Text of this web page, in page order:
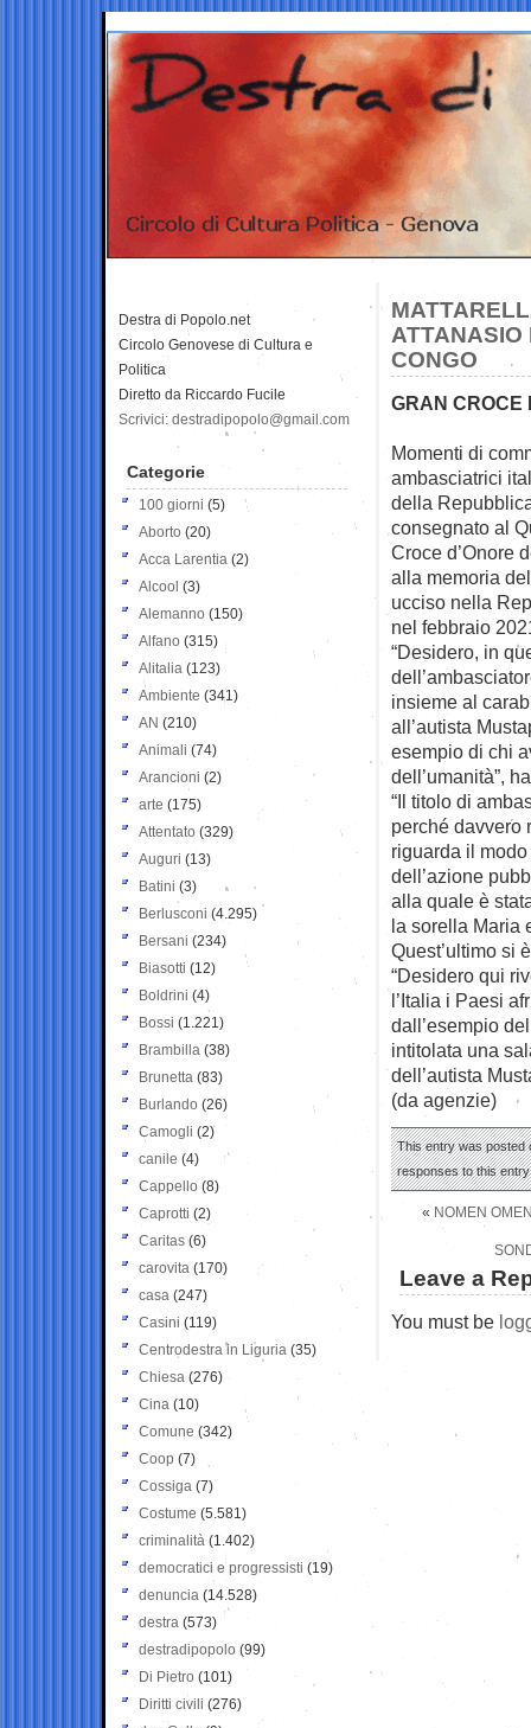
ATTANASIO
CONGO
GRAN CROCE
Momenti di
ambasciatrici
della
consegnato al
Croce d’Onore
alla memoria
ucciso nella
nel febbraio
“Desidero, in
insieme al
all’autista
esempio di chi
dell’umanità”,
“Il titolo di
perché davvero
riguarda il
dell’azione
alla quale è
la sorella Maria
Quest’ultimo si
“Desidero qui
l’Italia i Paesi
dall’esempio
intitolata una
dell’autista
(da agenzie)
This entry was posted
responses to this
« NOMEN
Leave a
You must be
Destra di Popolo.net
Circolo Genovese di Cultura e
Politica
Diretto da Riccardo Fucile
Scrivici: destradipopolo@gmail.com
Categorie
100 giorni (5)
Aborto (20)
Acca Larentia (2)
Alcool (3)
Alemanno (150)
Alfano (315)
Alitalia (123)
Ambiente (341)
AN (210)
Animali (74)
Arancioni (2)
arte (175)
Attentato (329)
Auguri (13)
Batini (3)
Berlusconi (4.295)
Bersani (234)
Biasotti (12)
Boldrini (4)
Bossi (1.221)
Brambilla (38)
Brunetta (83)
Burlando (26)
Camogli (2)
canile (4)
Cappello (8)
Caprotti (2)
Caritas (6)
carovita (170)
casa (247)
Casini (119)
Centrodestra in Liguria (35)
Chiesa (276)
Cina (10)
Comune (342)
Coop (7)
Cossiga (7)
Costume (5.581)
criminalità (1.402)
democratici e progressisti (19)
denuncia (14.528)
destra (573)
destradipopolo (99)
Di Pietro (101)
Diritti civili (276)